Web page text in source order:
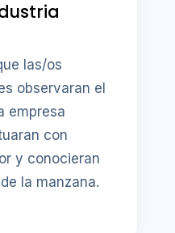
las/os
observaran el
empresa
con
y conocieran
la manzana.